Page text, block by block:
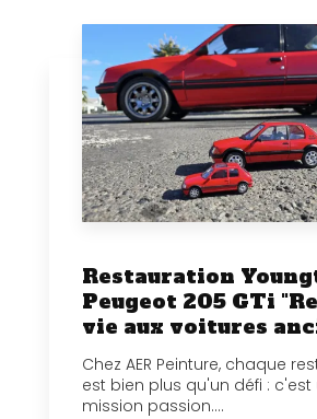
Restauration
Peugeot 205 GTi
vie aux voitures
Chez AER Peinture, chaque
est bien plus qu'un défi : c'est
mission passion....